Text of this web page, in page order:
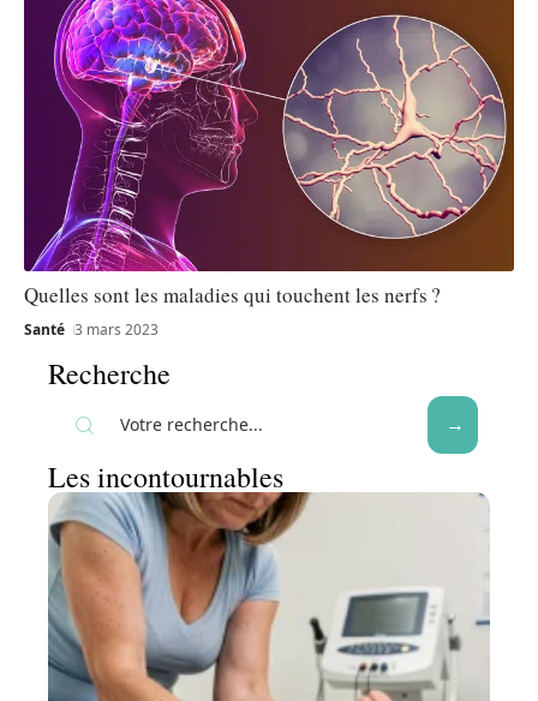
Quelles sont les maladies qui touchent les nerfs ?
Santé 3 mars 2023
Recherche
Les incontournables